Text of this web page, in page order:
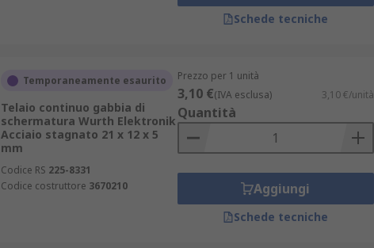
Schede tecniche
Temporaneamente esaurito
Telaio continuo gabbia di
schermatura Wurth Elektronik
Acciaio stagnato 21 x 12 x 5
mm
Codice RS 225-8331
Codice costruttore 3670210
Prezzo per 1 unità
3,10 €(IVA esclusa) 3,10 €/unità
Quantità
Aggiungi
Schede tecniche